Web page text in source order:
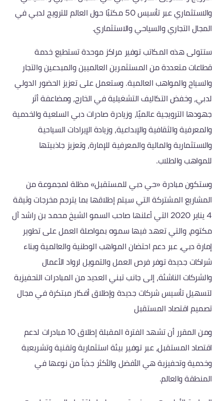
والاستثماري عبر تأسيس 50 مكتبًا حول العالم للترويج لدبي في
المجال التجاري والسياحي والاستثماري.
ستتولى هذه المكاتب توفير مراكز موحدة تستطيع خدمة
قطاعات متعددة من المستثمرين العالميين والمبدعين والتجار
والسياح والمواهب العالمية. وستعمل على تعزيز الحضور الدولي
لدبي، وخفض التكاليف التشغيلية في الخارج، ومضاعفة أثر
جهودها الترويجية عالميًا، وزيادرة صادرات دبي السلعية والخدمية
والمعرفية والثقافية والإبداعية، وزيادة الإيرادات السياحية
والاستثمارية والمالية والمعرفية للإمارة، وتعزيز جاذبيتها
للمواهب والطلاب.
وستكون مبادرة «حي دبي للمستقبل» مظلة لمجموعة من
المشاريع المشتركة التي سيتم إطلاقها بما يترجم مخرجات وثيقة
4 يناير 2020 التي أعلنها صاحب السمو الشيخ محمد بن راشد آل
مكتوم، والتي تعهد فيها سموه بمواصلة العمل على تطوير
إمارة دبي، عبر دعم احتضان المواهب الوطنية والعالمية وبناء
شراكات جديدة توفر فرص العمل والتمويل لرواد الأعمال
والشركات الناشئة، إلى جانب تبني العديد من المبادرات التحفيزية
لتسهيل تأسيس شركات جديدة وإطلاق أفكار مبتكرة في مجال
تصميم اقتصاد المستقبل
ومن المقرر أن تشهد الفترة المقبلة إطلاق 10 مبادرات لدعم
اقتصاد المستقبل، عبر توفير بيئة استثمارية وتقنية وتشريعية
وخدمية وتحفيزية هي الأفضل والأكثر جذباً من نوعها في
المنطقة والعالم.